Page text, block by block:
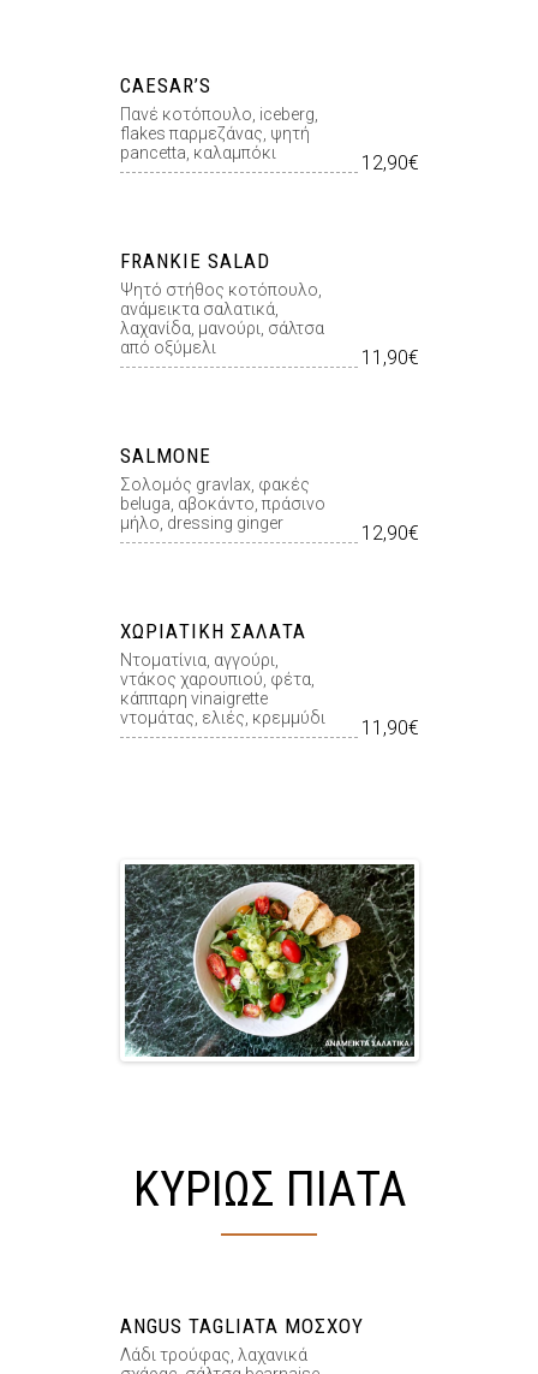
CAESAR’S
Πανέ κοτόπουλο, iceberg,
flakes παρµεζάνας, ψητή
pancetta, καλαµπόκι
12,90€
FRANKIE SALAD
Ψητό στήθος κοτόπουλο,
ανάμεικτα σαλατικά,
λαχανίδα, μανούρι, σάλτσα
από οξύμελι
11,90€
SALMONE
Σολοµός gravlax, φακές
beluga, αβοκάντο, πράσινο
µήλο, dressing ginger
12,90€
ΧΩΡΙΆΤΙΚΗ ΣΑΛΆΤΑ
Ντοµατίνια, αγγούρι,
ντάκος χαρουπιού, φέτα,
κάππαρη vinaigrette
ντοµάτας, ελιές, κρεµµύδι
11,90€
ΚΥΡΙΩΣ ΠΙΑΤΑ
ANGUS TAGLIATA ΜΌΣΧΟΥ
Λάδι τρούφας, λαχανικά